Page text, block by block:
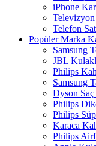
iPhone
Televizyon
Telefon Sat
Popüler Marka
Samsung
JBL
Philips
Samsung
Dyson
Philips
Philips
Karaca
Philips